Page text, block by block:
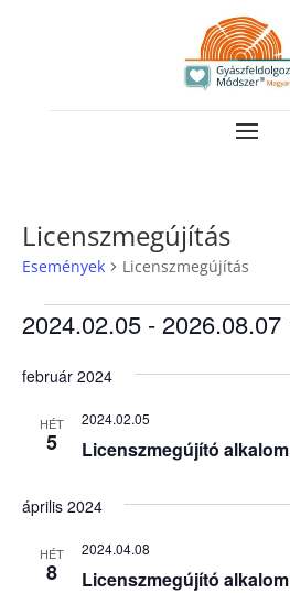
Licenszmegújítás
Események Licenszmegújítás
Események
2024.02.05 - 2026.08.07
kiválasztása.
február 2024
HÉT
5 Licenszmegújító alkalom
2024.02.05
április 2024
HÉT
8 Licenszmegújító alkalom
2024.04.08